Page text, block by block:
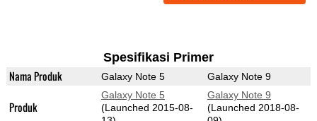
Spesifikasi Primer
Nama Produk Galaxy Note 5 Galaxy Note 9
Produk
Galaxy Note 5
(Launched 2015-08-
Galaxy Note 9
(Launched 2018-08-